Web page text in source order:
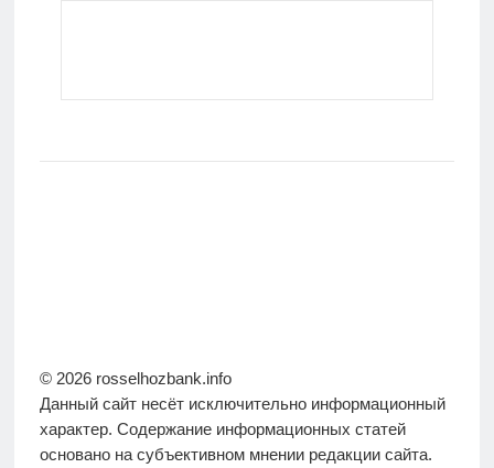
© 2026 rosselhozbank.info
Данный сайт несёт исключительно информационный
характер. Содержание информационных статей
основано на субъективном мнении редакции сайта.